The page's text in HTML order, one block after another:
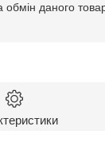
даного